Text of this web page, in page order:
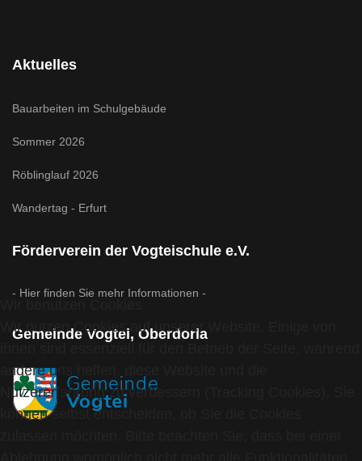
Aktuelles
Bauarbeiten im Schulgebäude
Sommer 2026
Röblinglauf 2026
Wandertag - Erfurt
Förderverein der Vogteischule e.V.
- Hier finden Sie mehr Informationen -
Gemeinde Vogtei, Oberdorla
Wir nutzen Cookies auf unserer Website. Einige von
andere uns helfen, diese Website und die
Nutzererfahrung zu verbessern (Tracking Cookies). Sie
können selbst entscheiden, ob Sie die Cookies